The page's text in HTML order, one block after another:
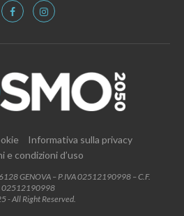
Informativa sulla privacy
e condizioni d’uso
GENOVA – P.IVA 02512190998 – C.F.
02512190998
- All Right Reserved.